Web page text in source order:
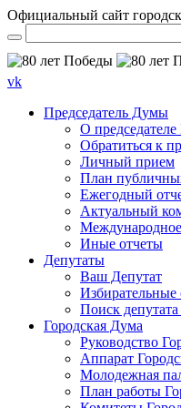
Официальный сайт
vk
Председатель Думы
О
Обратиться к
Личный прием
План
Ежегодный
Актуальный
Иные отчеты
Депутаты
Ваш Депутат
Избирательные
Поиск депутата
Городская Дума
Руководство
Аппарат
Молодежная
План работы